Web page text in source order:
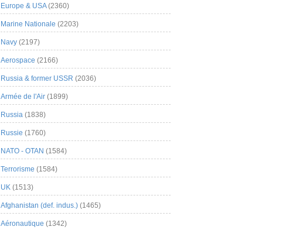
Europe & USA(2360)
Marine Nationale (2203)
Navy (2197)
Aerospace (2166)
Russia & former USSR (2036)
Armée de l'Air (1899)
Russia (1838)
Russie (1760)
NATO - OTAN (1584)
Terrorisme (1584)
UK (1513)
Afghanistan (def. indus.) (1465)
Aéronautique (1342)